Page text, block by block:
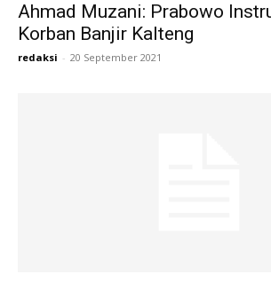
Ahmad Muzani: Prabowo
Korban Banjir Kalteng
redaksi - 20 September 2021